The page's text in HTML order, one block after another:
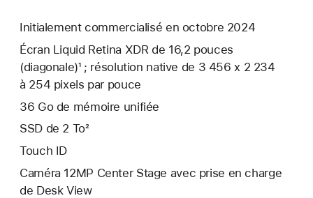
Initialement commercialisé en octobre 2024
Écran Liquid Retina XDR de 16,2 pouces
(diagonale)¹ ; résolution native de 3 456 x 2 234
à 254 pixels par pouce
36 Go de mémoire unifiée
SSD de 2 To²
Touch ID
Caméra 12MP Center Stage avec prise en charge
de Desk View